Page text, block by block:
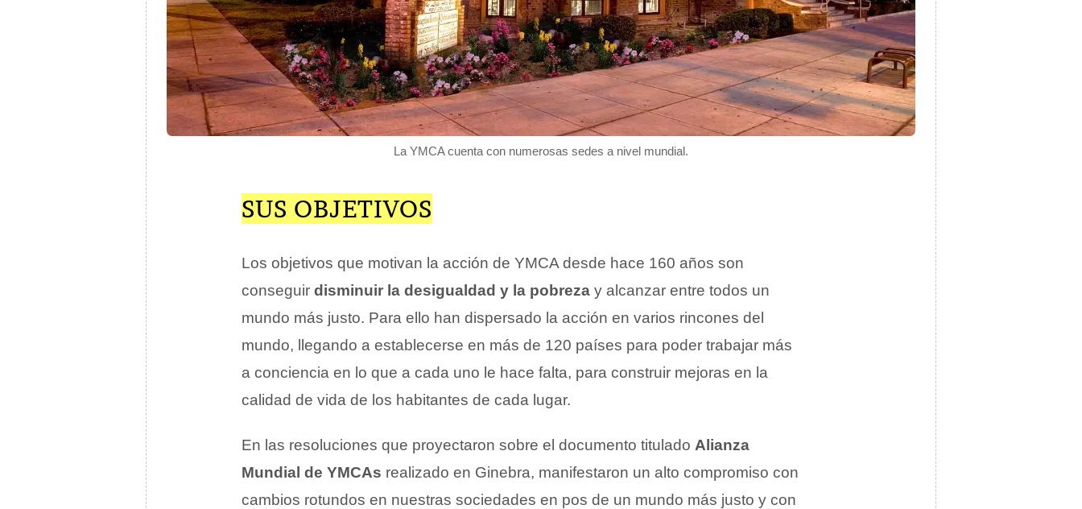
La YMCA cuenta con numerosas sedes a nivel mundial.
SUS OBJETIVOS
Los objetivos que motivan la acción de YMCA desde hace 160 años son
conseguir disminuir la desigualdad y la pobreza y alcanzar entre todos un
mundo más justo. Para ello han dispersado la acción en varios rincones del
mundo, llegando a establecerse en más de 120 países para poder trabajar más
a conciencia en lo que a cada uno le hace falta, para construir mejoras en la
calidad de vida de los habitantes de cada lugar.
En las resoluciones que proyectaron sobre el documento titulado Alianza
Mundial de YMCAs realizado en Ginebra, manifestaron un alto compromiso con
cambios rotundos en nuestras sociedades en pos de un mundo más justo y con